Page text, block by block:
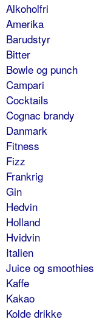
Alkoholfri
Amerika
Barudstyr
Bitter
Bowle og punch
Campari
Cocktails
Cognac brandy
Danmark
Fitness
Fizz
Frankrig
Gin
Hedvin
Holland
Hvidvin
Italien
Juice og smoothies
Kaffe
Kakao
Kolde drikke